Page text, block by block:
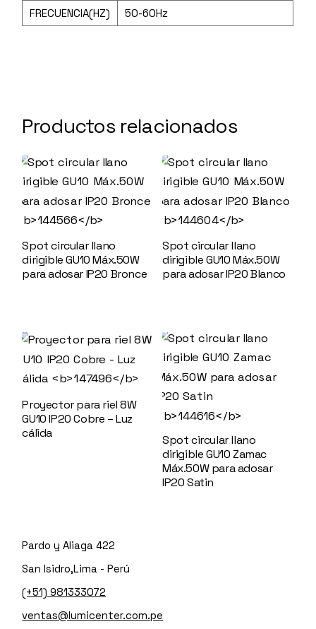
FRECUENCIA(HZ)
50-60Hz
Productos relacionados
Spot circular llano
dirigible GU10 Máx.50W
para adosar IP20 Bronce
Spot circular llano
dirigible GU10 Máx.50W
para adosar IP20 Blanco
Proyector para riel 8W
GU10 IP20 Cobre – Luz
cálida
Spot circular llano
dirigible GU10 Zamac
Máx.50W para adosar
IP20 Satin
Pardo y Aliaga 422
San Isidro,Lima - Perú
(+51) 981333072
ventas@lumicenter.com.pe